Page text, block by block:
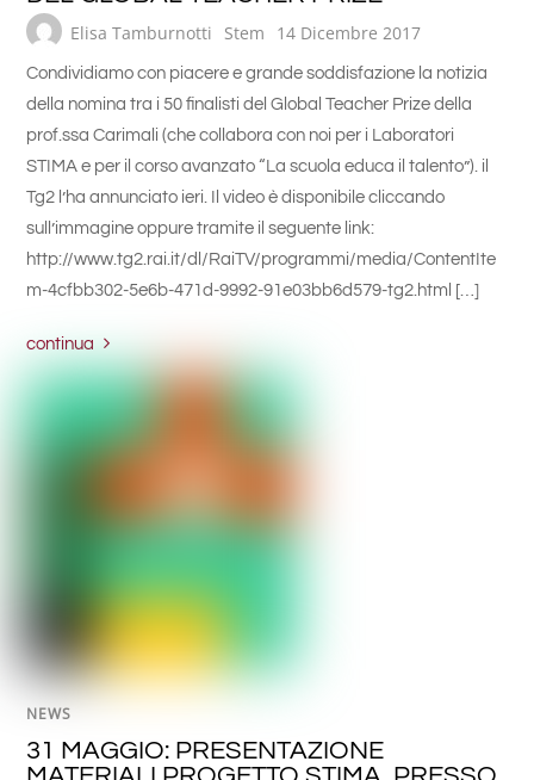
Elisa Tamburnotti Stem 14 Dicembre 2017
Condividiamo con piacere e grande soddisfazione la notizia
della nomina tra i 50 finalisti del Global Teacher Prize della
prof.ssa Carimali (che collabora con noi per i Laboratori
STIMA e per il corso avanzato “La scuola educa il talento”). il
Tg2 l’ha annunciato ieri. Il video è disponibile cliccando
sull’immagine oppure tramite il seguente link:
http://www.tg2.rai.it/dl/RaiTV/programmi/media/ContentIte
m-4cfbb302-5e6b-471d-9992-91e03bb6d579-tg2.html […]
continua
NEWS
31 MAGGIO: PRESENTAZIONE